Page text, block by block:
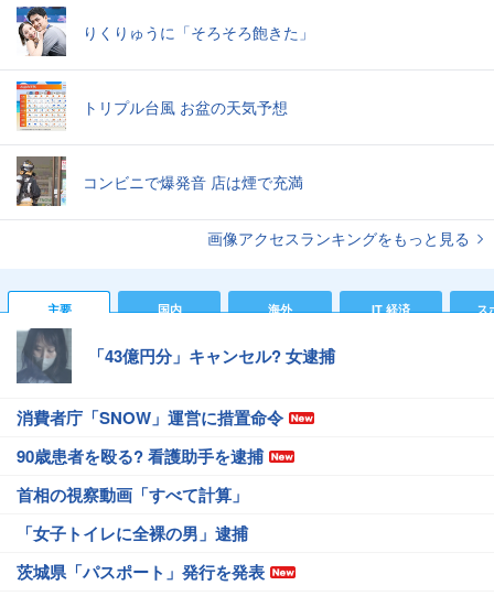
りくりゅうに「そろそろ飽きた」
トリプル台風 お盆の天気予想
コンビニで爆発音 店は煙で充満
画像アクセスランキングをもっと見る
主要 国内 海外 IT 経済 ス
「43億円分」キャンセル? 女逮捕
消費者庁「SNOW」運営に措置命令
90歳患者を殴る? 看護助手を逮捕
首相の視察動画「すべて計算」
「女子トイレに全裸の男」逮捕
茨城県「パスポート」発行を発表